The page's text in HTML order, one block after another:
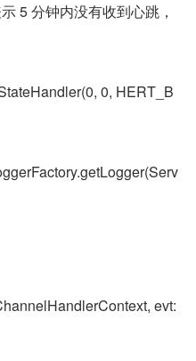
5 分钟内没有收到心跳，
0, HERT_B
evt: